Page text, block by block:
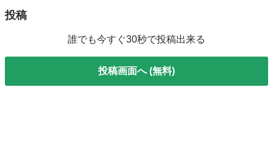
投稿
誰でも今すぐ30秒で投稿出来る
投稿画面へ (無料)